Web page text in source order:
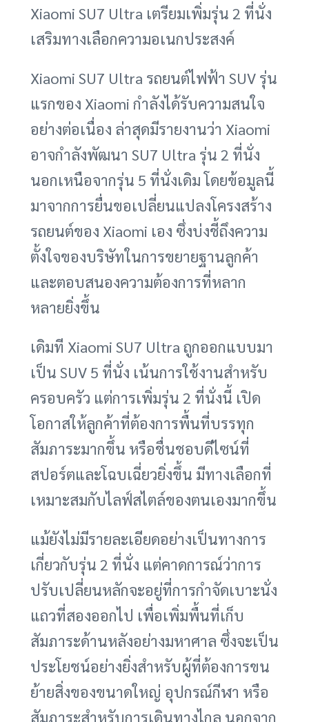
Xiaomi SU7 Ultra เตรียมเพิ่มรุ่น 2 ที่นั่ง
เสริมทางเลือกความอเนกประสงค์
Xiaomi SU7 Ultra รถยนต์ไฟฟ้า SUV รุ่น
แรกของ Xiaomi กำลังได้รับความสนใจ
อย่างต่อเนื่อง ล่าสุดมีรายงานว่า Xiaomi
อาจกำลังพัฒนา SU7 Ultra รุ่น 2 ที่นั่ง
นอกเหนือจากรุ่น 5 ที่นั่งเดิม โดยข้อมูลนี้
มาจากการยื่นขอเปลี่ยนแปลงโครงสร้าง
รถยนต์ของ Xiaomi เอง ซึ่งบ่งชี้ถึงความ
ตั้งใจของบริษัทในการขยายฐานลูกค้า
และตอบสนองความต้องการที่หลาก
หลายยิ่งขึ้น
เดิมที Xiaomi SU7 Ultra ถูกออกแบบมา
เป็น SUV 5 ที่นั่ง เน้นการใช้งานสำหรับ
ครอบครัว แต่การเพิ่มรุ่น 2 ที่นั่งนี้ เปิด
โอกาสให้ลูกค้าที่ต้องการพื้นที่บรรทุก
สัมภาระมากขึ้น หรือชื่นชอบดีไซน์ที่
สปอร์ตและโฉบเฉี่ยวยิ่งขึ้น มีทางเลือกที่
เหมาะสมกับไลฟ์สไตล์ของตนเองมากขึ้น
แม้ยังไม่มีรายละเอียดอย่างเป็นทางการ
เกี่ยวกับรุ่น 2 ที่นั่ง แต่คาดการณ์ว่าการ
ปรับเปลี่ยนหลักจะอยู่ที่การกำจัดเบาะนั่ง
แถวที่สองออกไป เพื่อเพิ่มพื้นที่เก็บ
สัมภาระด้านหลังอย่างมหาศาล ซึ่งจะเป็น
ประโยชน์อย่างยิ่งสำหรับผู้ที่ต้องการขน
ย้ายสิ่งของขนาดใหญ่ อุปกรณ์กีฬา หรือ
สัมภาระสำหรับการเดินทางไกล นอกจาก